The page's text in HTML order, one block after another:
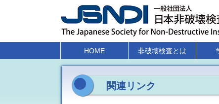
HOME 非破壊検査とは
関連リンク